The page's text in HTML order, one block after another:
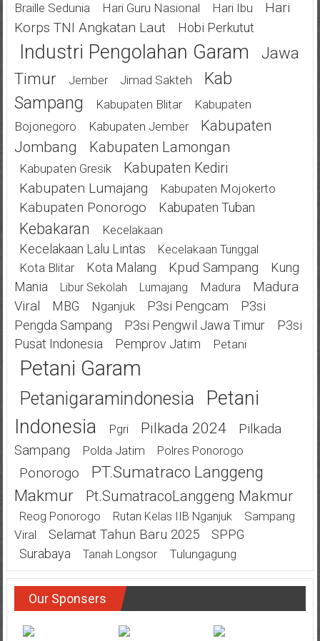
Braille Sedunia Hari Guru Nasional Hari Ibu
Hari
Korps TNI Angkatan Laut
Hobi Perkutut
Industri Pengolahan Garam
Jawa
Timur
Jember Jimad Sakteh
Kab
Sampang
Kabupaten Blitar
Kabupaten
Bojonegoro
Kabupaten Jember
Kabupaten
Jombang
Kabupaten Lamongan
Kabupaten Gresik
Kabupaten Kediri
Kabupaten Lumajang
Kabupaten Mojokerto
Kabupaten Ponorogo Kabupaten Tuban
Kebakaran Kecelakaan
Kecelakaan Lalu Lintas Kecelakaan Tunggal
Kota Blitar Kota Malang Kpud Sampang
Kung
Mania
Libur Sekolah Lumajang Madura
Madura
Viral
MBG Nganjuk P3si Pengcam
P3si
Pengda Sampang
P3si Pengwil Jawa Timur
P3si
Pusat Indonesia
Pemprov Jatim Petani
Petani Garam
Petanigaramindonesia
Petani
Indonesia
Pgri Pilkada 2024
Pilkada
Sampang
Polda Jatim Polres Ponorogo
Ponorogo
PT.Sumatraco Langgeng
Makmur
Pt.SumatracoLanggeng Makmur
Reog Ponorogo Rutan Kelas IIB Nganjuk
Sampang
Viral
Selamat Tahun Baru 2025
SPPG
Surabaya
Tanah Longsor Tulungagung
Our Sponsers